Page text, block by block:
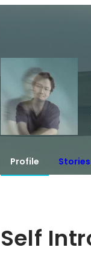
Profile Stories
Self